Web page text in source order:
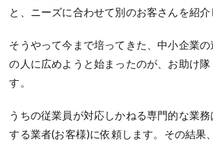
と、ニーズに合わせて別のお客さんを紹介
そうやって今まで培ってきた、中小企業
の人に広めようと始まったのが、お助け
す。
うちの従業員が対応しかねる専門的な業
する業者(お客様)に依頼します。その結果